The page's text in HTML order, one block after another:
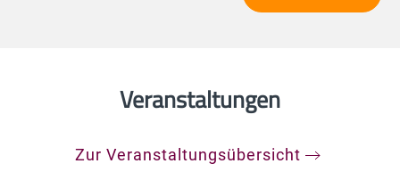
Veranstaltungen
Zur Veranstaltungsübersicht